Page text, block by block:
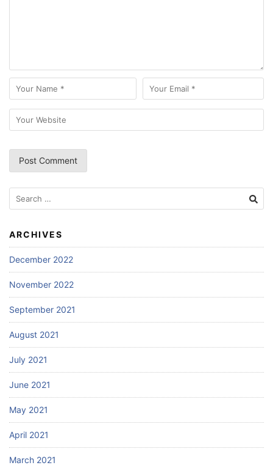
Search
for:
ARCHIVES
December 2022
November 2022
September 2021
August 2021
July 2021
June 2021
May 2021
April 2021
March 2021